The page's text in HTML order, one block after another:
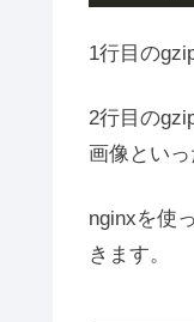
1行目の
2行目の
画像とい
nginxを使
きます。